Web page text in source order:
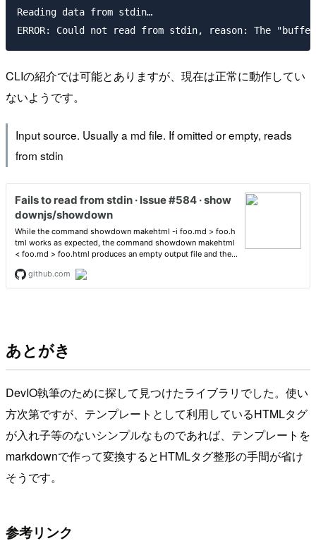
Reading data from stdin…
CLIの紹介では可能とありますが、現在は正常に動作してい
ないようです。
Input source. Usually a md file. If omitted or empty, reads
from stdin
あとがき
DevIO執筆のために探して見つけたライブラリでした。使い
方次第ですが、テンプレートとして利用しているHTMLタグ
が入れ子等のないシンプルなものであれば、テンプレートを
markdownで作って変換するとHTMLタグ整形の手間が省け
そうです。
参考リンク